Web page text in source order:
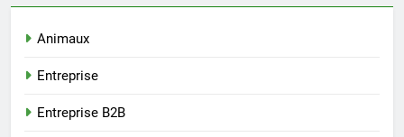
Animaux
Entreprise
Entreprise B2B